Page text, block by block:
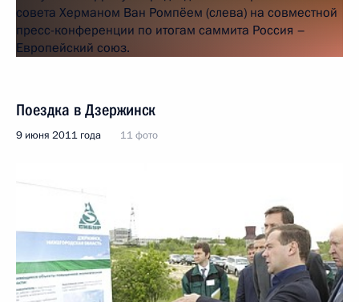
Поездка в Дзержинск
9 июня 2011 года 11 фото